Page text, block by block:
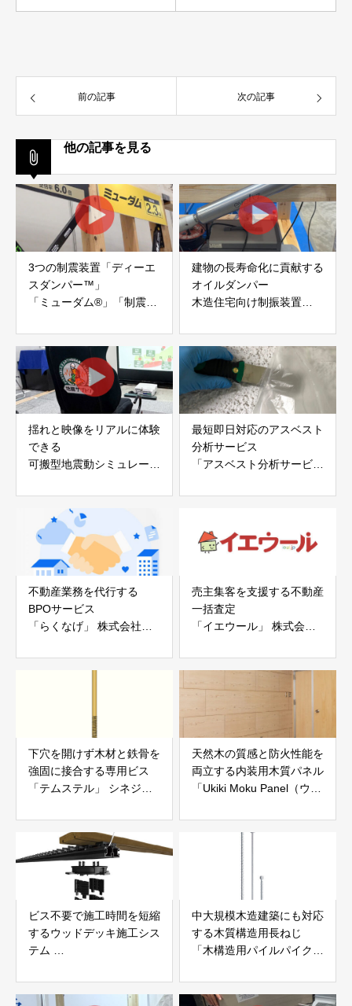
前の記事 次の記事
他の記事を見る
3つの制震装置「ディーエ
スダンパー™」
「ミューダム®」「制震テ
アイディールブレーン株式
会社
建物の長寿命化に貢献する
オイルダンパー
木造住宅向け制振装置
株式会社evoltz
揺れと映像をリアルに体験
できる
可搬型地震動シミュレータ
白山工業株式会社
最短即日対応のアスベスト
分析サービス
「アスベスト分析サービ
不動産業務を代行する
BPOサービス
「らくなげ」 株式会社い
売主集客を支援する不動産
一括査定
「イエウール」 株式会社
下穴を開けず木材と鉄骨を
強固に接合する専用ビス
「テムステル」 シネジッ
天然木の質感と防火性能を
両立する内装用木質パネル
「Ukiki Moku Panel（ウキ
社サンパテック
ビス不要で施工時間を短縮
するウッドデッキ施工シス
テム
JAPAN
中大規模木造建築にも対応
する木質構造用長ねじ
「木構造用パイルパイクビ